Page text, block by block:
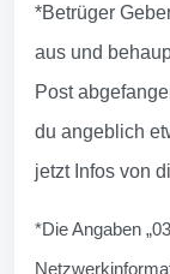
*Betrüger
aus und
Post
du angeblich
jetzt Infos von
*Die Angaben